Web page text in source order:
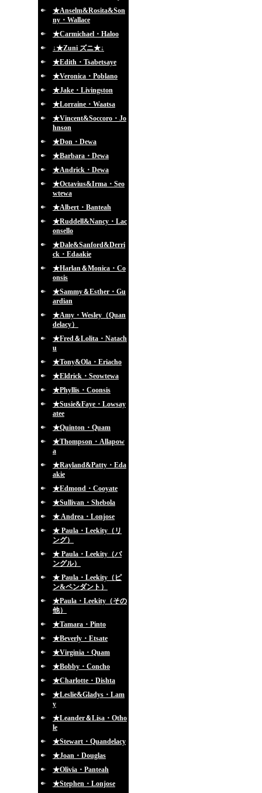
★Anselm&Rosita&Son
ny・Wallace
★Carmichael・Haloo
↓★Zuni ズニ★↓
★Edith・Tsabetsaye
★Veronica・Poblano
★Jake・Livingston
★Lorraine・Waatsa
★Vincent&Soccoro・Jo
hnson
★Don・Dewa
★Barbara・Dewa
★Andrick・Dewa
★Octavius&Irma・Seo
wtewa
★Albert・Banteah
★Ruddell&Nancy・Lac
onsello
★Dale&Sanford&Derri
ck・Edaakie
★Harlan＆Monica・Co
onsis
★Sammy＆Esther・Gu
ardian
★Amy・Wesley（Quan
delacy）
★Fred＆Lolita・Natach
u
★Tony&Ola・Eriacho
★Eldrick・Seowtewa
★Phyllis・Coonsis
★Susie&Faye・Lowsay
atee
★Quinton・Quam
★Thompson・Allapow
a
★Rayland&Patty・Eda
akie
★Edmond・Cooyate
★Sullivan・Shebola
★ Andrea・Lonjose
★ Paula・Leekity（リ
ング）
★ Paula・Leekity（バ
ングル）
★ Paula・Leekity（ピ
ン&ペンダント）
★Paula・Leekity（その
他）
★Tamara・Pinto
★Beverly・Etsate
★Virginia・Quam
★Bobby・Concho
★Charlotte・Dishta
★Leslie&Gladys・Lam
y
★Leander＆Lisa・Otho
le
★Stewart・Quandelacy
★Joan・Douglas
★Olivia・Panteah
★Stephen・Lonjose